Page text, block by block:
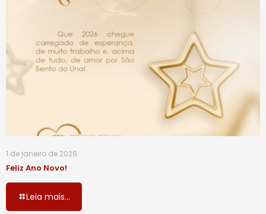
1 de janeiro de 2026
Feliz Ano Novo!
Leia mais...